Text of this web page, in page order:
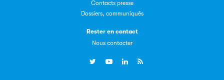
Contacts presse
Dossiers, communiqués
Rester en contact
Nous contacter
La plateforme LivrEmploi regroupe toutes les offres
d’emploi à pourvoir dans le secteur de l'édition.